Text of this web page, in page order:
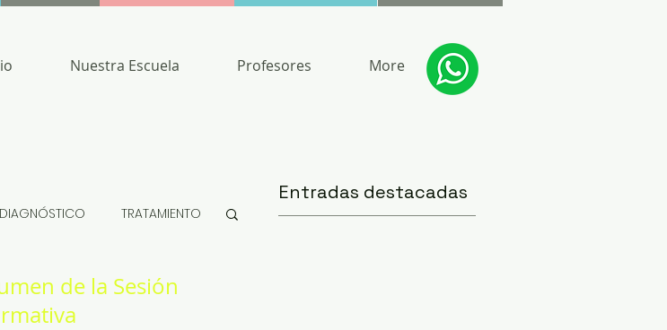
Nuestra Escuela Profesores More
DIAGNÓSTICO TRATAMIENTO
de la Sesión
Entradas destacadas